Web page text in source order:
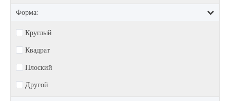
Форма:
Круглый
Квадрат
Плоский
Другой